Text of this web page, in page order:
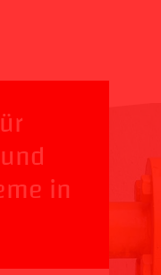
in